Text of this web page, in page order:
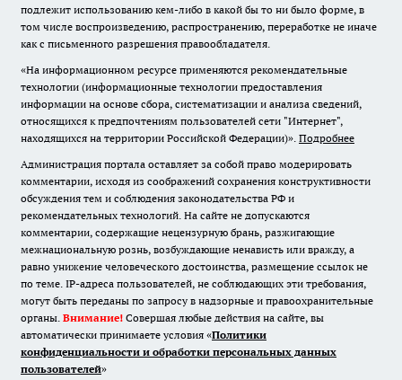
подлежит использованию кем-либо в какой бы то ни было форме, в
том числе воспроизведению, распространению, переработке не иначе
как с письменного разрешения правообладателя.
«На информационном ресурсе применяются рекомендательные
технологии (информационные технологии предоставления
информации на основе сбора, систематизации и анализа сведений,
относящихся к предпочтениям пользователей сети "Интернет",
находящихся на территории Российской Федерации)». Подробнее
Администрация портала оставляет за собой право модерировать
комментарии, исходя из соображений сохранения конструктивности
обсуждения тем и соблюдения законодательства РФ и
рекомендательных технологий. На сайте не допускаются
комментарии, содержащие нецензурную брань, разжигающие
межнациональную рознь, возбуждающие ненависть или вражду, а
равно унижение человеческого достоинства, размещение ссылок не
по теме. IP-адреса пользователей, не соблюдающих эти требования,
могут быть переданы по запросу в надзорные и правоохранительные
органы. Внимание! Совершая любые действия на сайте, вы
автоматически принимаете условия «Политики
конфиденциальности и обработки персональных данных
пользователей»